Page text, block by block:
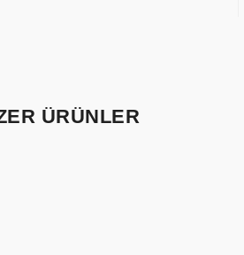
ÜRÜNLER